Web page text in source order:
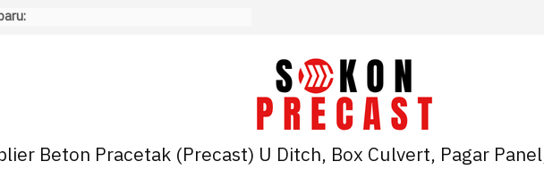
Beton Pracetak (Precast) U Ditch, Box Culvert, Pagar